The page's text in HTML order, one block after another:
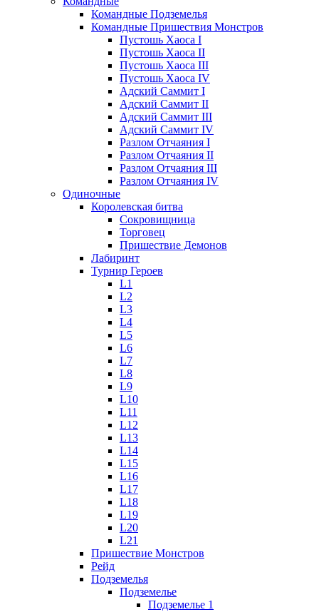
Командные Подземелья
Командные Пришествия Монстров
Пустошь Хаоса I
Пустошь Хаоса II
Пустошь Хаоса III
Пустошь Хаоса IV
Адский Саммит I
Адский Саммит II
Адский Саммит III
Адский Саммит IV
Разлом Отчаяния I
Разлом Отчаяния II
Разлом Отчаяния III
Разлом Отчаяния IV
Одиночные
Королевская битва
Сокровищница
Торговец
Пришествие Демонов
Лабиринт
Турнир Героев
L1
L2
L3
L4
L5
L6
L7
L8
L9
L10
L11
L12
L13
L14
L15
L16
L17
L18
L19
L20
L21
Пришествие Монстров
Рейд
Подземелья
Подземелье
Подземелье 1